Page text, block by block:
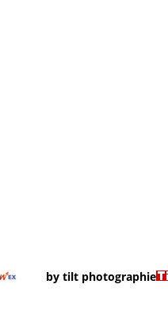
by tilt photographie